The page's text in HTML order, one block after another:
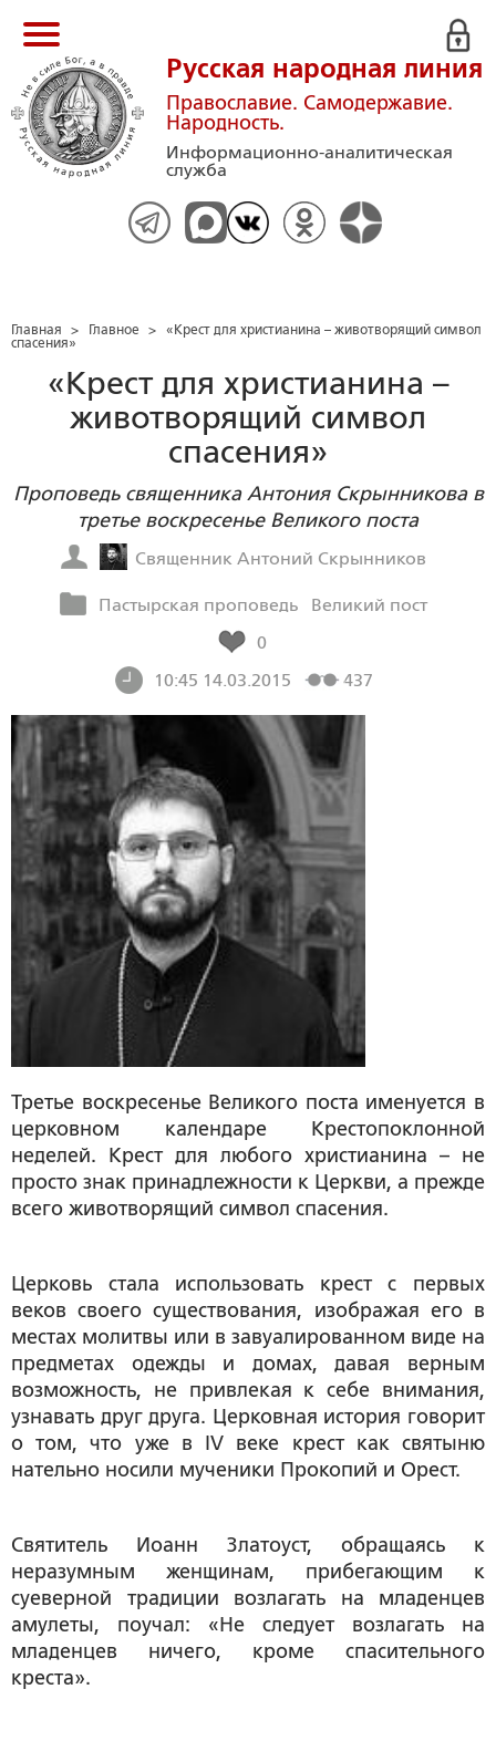
Русская народная линия
Православие. Самодержавие.
Народность.
Информационно-аналитическая
служба
Главная > Главное > «Крест для христианина – животворящий символ
спасения»
«Крест для христианина –
животворящий символ
спасения»
Проповедь священника Антония Скрынникова в
третье воскресенье Великого поста
Священник Антоний Скрынников
Пастырская проповедь
Великий пост
0
10:45 14.03.2015
437
Третье воскресенье Великого поста именуется в
церковном календаре Крестопоклонной
неделей. Крест для любого христианина – не
просто знак принадлежности к Церкви, а прежде
всего животворящий символ спасения.
Церковь стала использовать крест с первых
веков своего существования, изображая его в
местах молитвы или в завуалированном виде на
предметах одежды и домах, давая верным
возможность, не привлекая к себе внимания,
узнавать друг друга. Церковная история говорит
о том, что уже в IV веке крест как святыню
нательно носили мученики Прокопий и Орест.
Святитель Иоанн Златоуст, обращаясь к
неразумным женщинам, прибегающим к
суеверной традиции возлагать на младенцев
амулеты, поучал: «Не следует возлагать на
младенцев ничего, кроме спасительного
креста».